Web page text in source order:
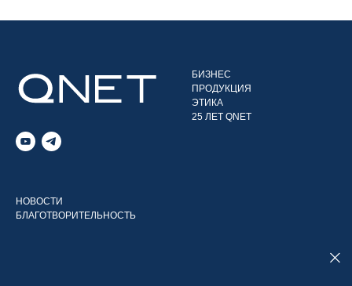
БИЗНЕС
ПРОДУКЦИЯ
ЭТИКА
25 ЛЕТ QNET
НОВОСТИ
БЛАГОТВОРИТЕЛЬНОСТЬ